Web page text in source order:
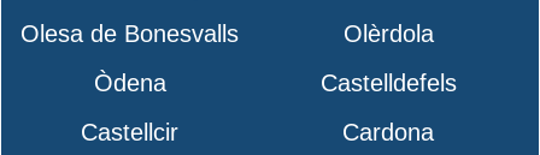
Olesa de Bonesvalls
Olèrdola
Òdena
Castelldefels
Castellcir
Cardona